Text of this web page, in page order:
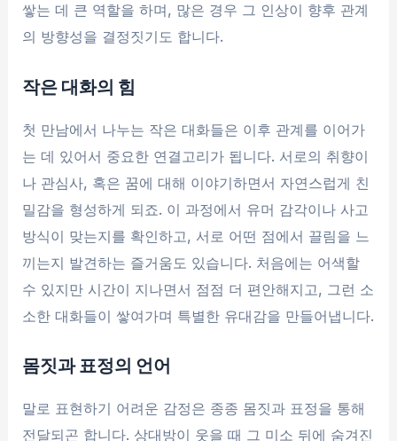
쌓는 데 큰 역할을 하며, 많은 경우 그 인상이 향후 관계
의 방향성을 결정짓기도 합니다.
작은 대화의 힘
첫 만남에서 나누는 작은 대화들은 이후 관계를 이어가
는 데 있어서 중요한 연결고리가 됩니다. 서로의 취향이
나 관심사, 혹은 꿈에 대해 이야기하면서 자연스럽게 친
밀감을 형성하게 되죠. 이 과정에서 유머 감각이나 사고
방식이 맞는지를 확인하고, 서로 어떤 점에서 끌림을 느
끼는지 발견하는 즐거움도 있습니다. 처음에는 어색할
수 있지만 시간이 지나면서 점점 더 편안해지고, 그런 소
소한 대화들이 쌓여가며 특별한 유대감을 만들어냅니다.
몸짓과 표정의 언어
말로 표현하기 어려운 감정은 종종 몸짓과 표정을 통해
전달되곤 합니다. 상대방이 웃을 때 그 미소 뒤에 숨겨진